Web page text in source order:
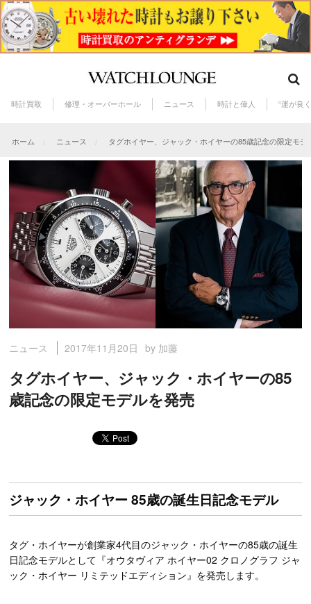
時計買取 修理・オーバーホール ニュース 時計と偉人 “運が良
ホーム ニュース タグホイヤー、ジャック・ホイヤーの85歳記念の限定モデ
ニュース 2017年11月20日 by 加藤
タグホイヤー、ジャック・ホイヤーの85
歳記念の限定モデルを発売
ジャック・ホイヤー 85歳の誕生日記念モデル
タグ・ホイヤーが創業家4代目のジャック・ホイヤーの85歳の誕生
日記念モデルとして『オウタヴィア ホイヤー02 クロノグラフ ジャ
ック・ホイヤー リミテッドエディション』を発売します。